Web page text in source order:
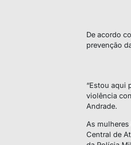
De acordo
prevenção
“Estou aqui
violência
Andrade.
As
Central de